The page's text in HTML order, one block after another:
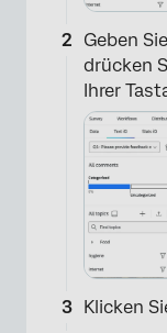
Geben
drücken
Ihrer
Klicken